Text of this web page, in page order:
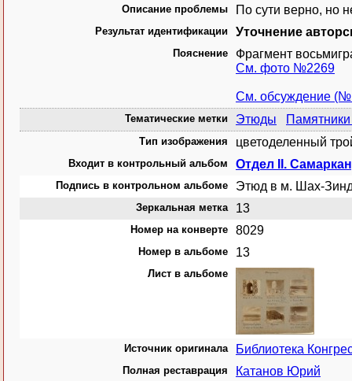
Описание проблемы По сути верно, но
Результат идентификации Уточнение
Пояснение
Фрагмент
См. фото №2269
См. обсуждение
Тематические метки Этюды
Тип изображения цветоделенный
Входит в контрольный альбом Отдел II.
Подпись в контрольном альбоме Этюд в м. Шах-
Зеркальная метка 13
Номер на конверте 8029
Номер в альбоме 13
Лист в альбоме
Источник оригинала Библиотека
Полная реставрация Катанов Юрий